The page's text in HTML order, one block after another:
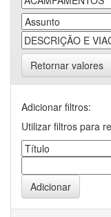
Retornar valores
Adicionar filtros:
Utilizar filtros para